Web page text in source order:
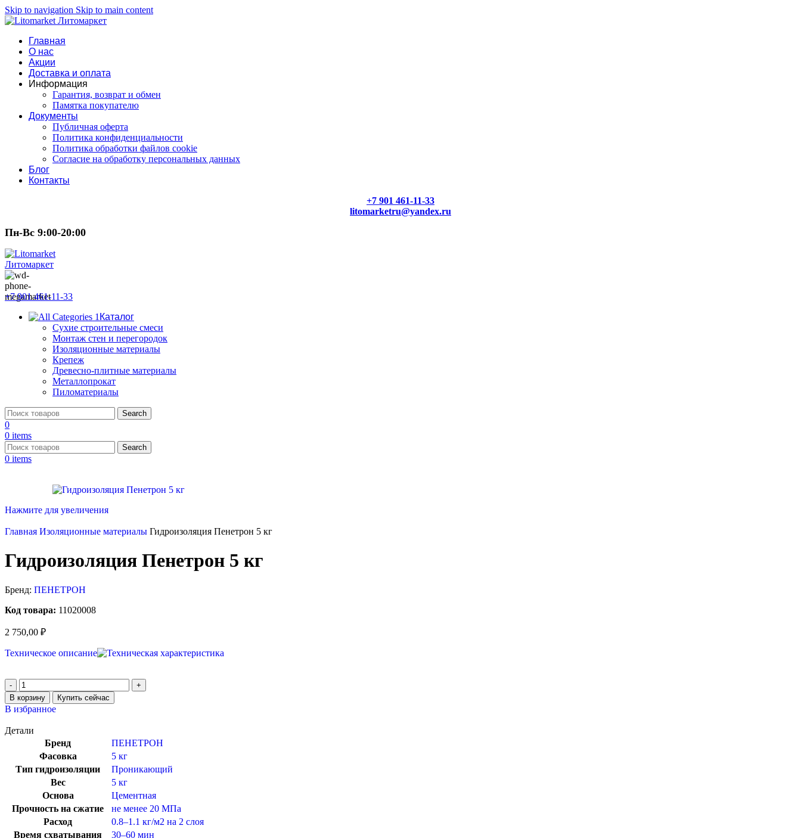
Skip to navigation Skip to main content
Главная
О нас
Акции
Доставка и оплата
Информация
Гарантия, возврат и обмен
Памятка покупателю
Документы
Публичная оферта
Политика конфиденциальности
Политика обработки файлов cookie
Согласие на обработку персональных данных
Блог
Контакты
+7 901 461-11-33
litomarketru@yandex.ru
Пн-Вс 9:00-20:00
+7 901 461-11-33
Каталог
Сухие строительные смеси
Монтаж стен и перегородок
Изоляционные материалы
Крепеж
Древесно-плитные материалы
Металлопрокат
Пиломатериалы
Search
0
0 items
Search
0 items
Нажмите для увеличения
Главная Изоляционные материалы Гидроизоляция Пенетрон 5 кг
Гидроизоляция Пенетрон 5 кг
Бренд: ПЕНЕТРОН
Код товара: 11020008
2 750,00 ₽
Техническое описание
В корзину Купить сейчас
В избранное
Детали
Бренд
ПЕНЕТРОН
Фасовка
5 кг
Тип гидроизоляции
Проникающий
Вес
5 кг
Основа
Цементная
Прочность на сжатие
не менее 20 МПа
Расход
0.8–1.1 кг/м2 на 2 слоя
Время схватывания
30–60 мин